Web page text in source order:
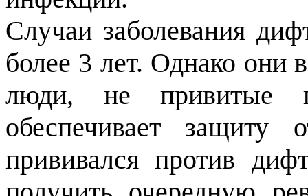
Случаи заболевания
более 3 лет. Однако они
люди, не привитые
обеспечивает
прививался против